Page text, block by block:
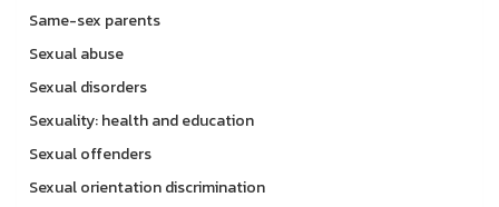
Same-sex parents
Sexual abuse
Sexual disorders
Sexuality: health and education
Sexual offenders
Sexual orientation discrimination